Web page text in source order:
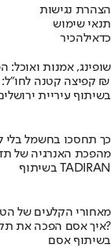
הצהרת נגישות
תנאי שימוש
כדאילהכיר
שופינג, אמנות
קפיצה קטנה לחו"ל: טיילת חדשה, מיצגי אמנות, וכיכרות משופצות בהשקעה של 100 מיליון ₪
בשיתוף עיריית
כך תחסכו בחשמל בלי
מהפכת האנרגיה של
בשיתוף TADIRAN
מאחורי הקלעים של
איך אסם הפכה את תקופת הצנע והמחסור הקשה של שנות ה-40 למותג לאומי?
בשיתוף אסם